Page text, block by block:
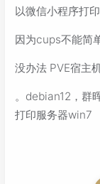
以微信小程序打
因为cups不能简
没办法 PVE宿主
。debian12，群
打印服务器win7